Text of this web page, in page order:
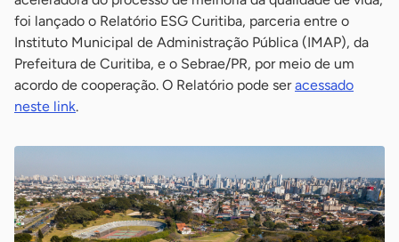
foi lançado o Relatório ESG Curitiba, parceria entre o
Instituto Municipal de Administração Pública (IMAP), da
Prefeitura de Curitiba, e o Sebrae/PR, por meio de um
acordo de cooperação. O Relatório pode seracessado
neste link.